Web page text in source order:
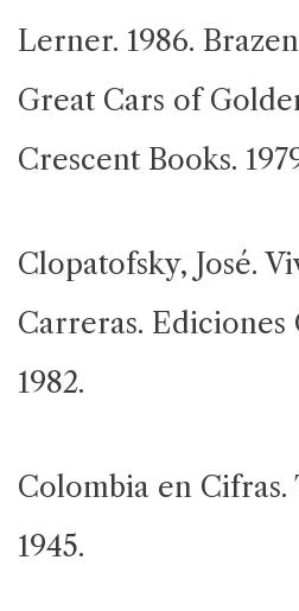
Lerner. 1986.
Great Cars of
Crescent Books.
Clopatofsky, José.
Carreras. Ediciones
1982.
Colombia en Cifras.
1945.